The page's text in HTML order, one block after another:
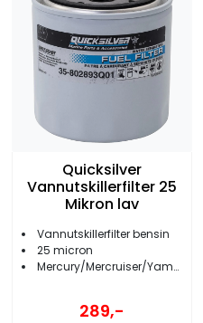
Quicksilver
Vannutskillerfilter 25
Mikron lav
Vannutskillerfilter bensin
25 micron
Mercury/Mercruiser/Yamaha/Suzuki
289,-